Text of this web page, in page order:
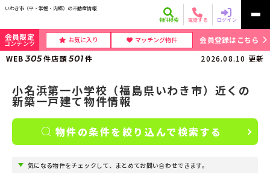
いわき市（平・常磐・内郷）の不動産情報
物件検索
電話する ログイン
会員限定
コンテンツ お気に入り マッチング物件
会員登録はこちら
WEB 305件店頭501件 2026.08.10 更新
小名浜第一小学校（福島県いわき市）近くの
新築一戸建て物件情報
物件の条件を絞り込んで検索する
気になる物件をチェックして、まとめてお問い合わせできます。